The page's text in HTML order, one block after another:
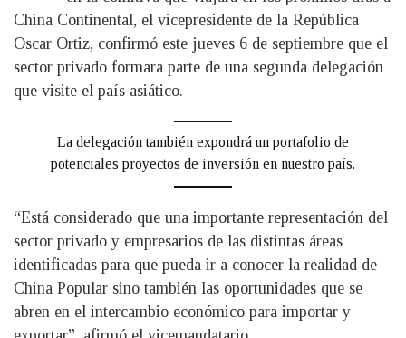
China Continental, el vicepresidente de la República
Oscar Ortiz, confirmó este jueves 6 de septiembre que el
sector privado formara parte de una segunda delegación
que visite el país asiático.
La delegación también expondrá un portafolio de
potenciales proyectos de inversión en nuestro país.
“Está considerado que una importante representación del
sector privado y empresarios de las distintas áreas
identificadas para que pueda ir a conocer la realidad de
China Popular sino también las oportunidades que se
abren en el intercambio económico para importar y